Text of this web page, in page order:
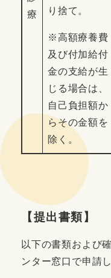
療
り捨て。
※高額療養費
及び付加給付
金の支給が生
じる場合は、
自己負担額か
らその金額を
除く。
【提出書類】
以下の書類および
ンター窓口で申請